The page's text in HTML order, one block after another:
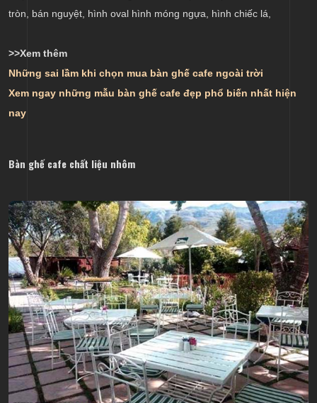
tròn, bán nguyệt, hình oval hình móng ngựa, hình chiếc lá,
>>Xem thêm
Những sai lầm khi chọn mua bàn ghế cafe ngoài trời
Xem ngay những mẫu bàn ghế cafe đẹp phổ biến nhất hiện
nay
Bàn ghế cafe chất liệu nhôm